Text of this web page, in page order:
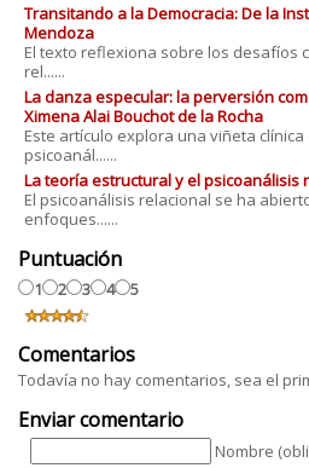
Transitando a la Democracia: De la
Mendoza
El texto reflexiona sobre los desafíos
rel......
La danza especular: la perversión
Ximena Alai Bouchot de la Rocha
Este artículo explora una viñeta
psicoanál......
La teoría estructural y el psicoanálisis
El psicoanálisis relacional se ha
enfoques......
Puntuación
1 2 3 4 5
Comentarios
Todavía no hay comentarios, sea el
Enviar comentario
Nombre